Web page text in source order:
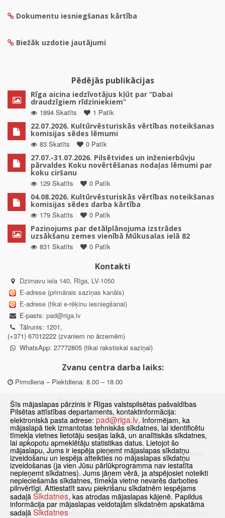
Dokumentu iesniegšanas kārtība
Biežāk uzdotie jautājumi
Pēdējās publikācijas
Rīga aicina iedzīvotājus kļūt par “Dabai
draudzīgiem rīdziniekiem”
1894 Skatīts
1 Patīk
22.07.2026. Kultūrvēsturiskās vērtības noteikšanas
komisijas sēdes lēmumi
83 Skatīts
0 Patīk
27.07.-31.07.2026. Pilsētvides un inženierbūvju
pārvaldes Koku novērtēšanas nodaļas lēmumi par
koku ciršanu
129 Skatīts
0 Patīk
04.08.2026. Kultūrvēsturiskās vērtības noteikšanas
komisijas sēdes darba kārtība
179 Skatīts
0 Patīk
Paziņojums par detālplānojuma izstrādes
uzsākšanu zemes vienībā Mūkusalas ielā 82
831 Skatīts
0 Patīk
Kontakti
Dzirnavu iela 140, Rīga, LV-1050
E-adrese (primārais saziņas kanāls)
E-adrese (tikai e-rēķinu iesniegšanai)
E-pasts: pad@riga.lv
Tālrunis: 1201,
(+371) 67012222 (zvaniem no ārzemēm)
WhatsApp: 27772805 (tikai rakstiskai saziņai)
Zvanu centra darba laiks:
Pirmdiena – Piektdiena: 8.00 – 18.00
Departamenta darba laiks:
Pirmdiena, Ceturtdiena: 8.30 – 18.00
Otrdiena, Trešdiena: 8.30 – 17.00
Piektdiena: 8.30 – 15.00
Klātienes konsultācijas pieejamas tikai ar iepriekšēju pierakstu.
Sākums Jaunumi Biežāk uzdotie jautājumi
Lapas karte
Sīkdatnes
Kontakti
© 2021 Rīgas valstspilsētas pašvaldības Pilsētas attīstības departaments.
Šīs mājaslapas pārzinis ir Rīgas valstspilsētas pašvaldības
Pilsētas attīstības departaments, kontaktinformācija:
elektroniskā pasta adrese: pad@riga.lv. Informējam, ka
mājaslapā tiek izmantotas tehniskās sīkdatnes, lai identificētu
tīmekļa vietnes lietotāju sesijas laikā, un analītiskās sīkdatnes,
lai apkopotu apmeklētāju statistikas datus. Lietojot šo
mājaslapu, Jums ir iespēja pieņemt mājaslapas sīkdatņu
izveidošanu un iespēja atteikties no mājaslapas sīkdatņu
izveidošanas (ja vien Jūsu pārlūkprogramma nav iestatīta
nepieņemt sīkdatnes). Jums jāņem vērā, ja atspējosiet noteikti
nepieciešamās sīkdatnes, tīmekļa vietne nevarēs darboties
pilnvērtīgi. Attiestatīt savu piekrišanu sīkdatnēm iespējams
sadaļā Sīkdatnes, kas atrodas mājaslapas kājenē. Papildus
informācija par mājaslapas veidotajām sīkdatnēm apskatāma
sadaļā Sīkdatnes